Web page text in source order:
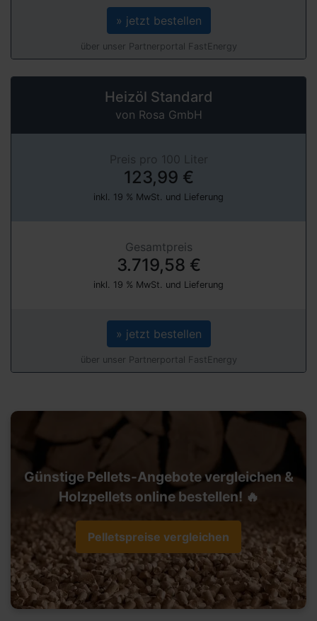
» jetzt bestellen
über unser Partnerportal FastEnergy
Heizöl Standard
von Rosa GmbH
Preis pro 100 Liter
123,99 €
inkl. 19 % MwSt. und Lieferung
Gesamtpreis
3.719,58 €
inkl. 19 % MwSt. und Lieferung
» jetzt bestellen
über unser Partnerportal FastEnergy
Günstige Pellets-Angebote vergleichen &
Holzpellets online bestellen! 🔥
Pelletspreise vergleichen